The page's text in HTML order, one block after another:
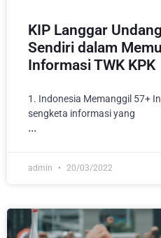
KIP Langgar
Sendiri dalam
Informasi TWK KPK
1. Indonesia Memanggil 57+
sengketa informasi yang
admin 20/03/2022